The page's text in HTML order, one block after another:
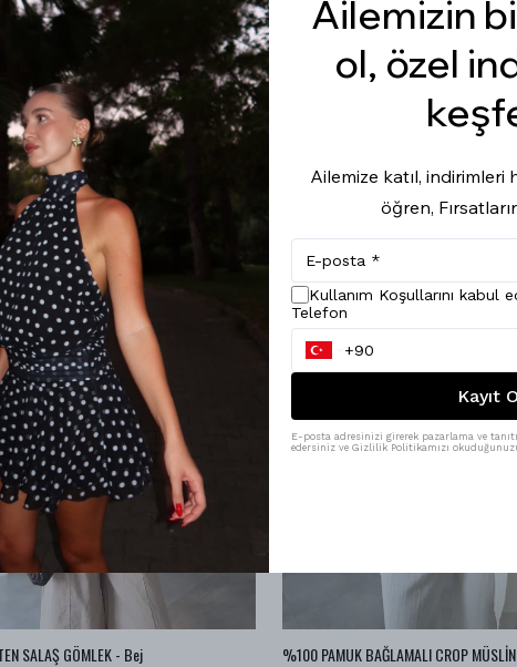
SALAŞ GÖMLEK - Bej
Ailemizin
ol, özel
Ailemize katıl, indirimleri
öğren,
Kullanım Koşullarını kabul
Telefon
Kayıt
E-posta adresinizi girerek pazarlama ve
edersiniz ve Gizlilik Politikamızı